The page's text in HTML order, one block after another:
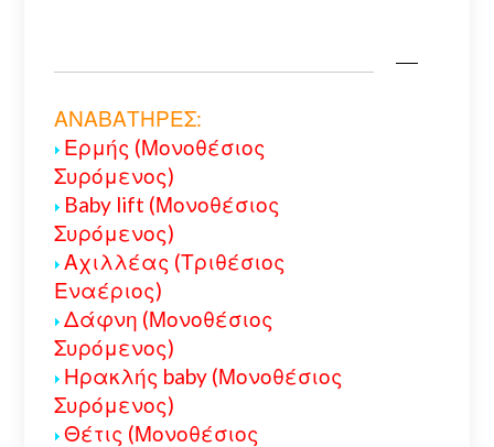
ΑΝΑΒΑΤΗΡΕΣ:
Ερμής (Μονοθέσιος
Συρόμενος)
Baby lift (Μονοθέσιος
Συρόμενος)
Αχιλλέας (Τριθέσιος
Εναέριος)
Δάφνη (Μονοθέσιος
Συρόμενος)
Ηρακλής baby (Μονοθέσιος
Συρόμενος)
Θέτις (Μονοθέσιος